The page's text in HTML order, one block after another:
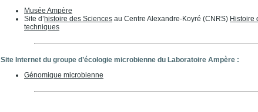
Musée Ampère
Site d’histoire des Sciences au Centre Alexandre-Koyré (CNRS) Histoire
techniques
Site Internet du groupe d’écologie microbienne du Laboratoire Ampère :
Génomique microbienne